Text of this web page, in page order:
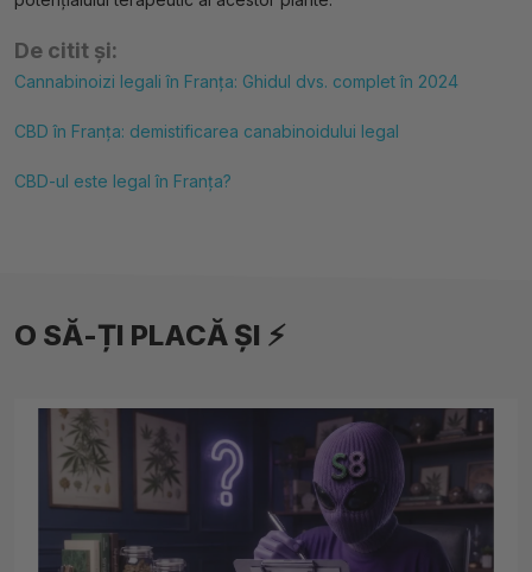
De citit și:
Cannabinoizi legali în Franța: Ghidul dvs. complet în 2024
CBD în Franța: demistificarea canabinoidului legal
CBD-ul este legal în Franța?
O SĂ-ȚI PLACĂ ȘI ⚡